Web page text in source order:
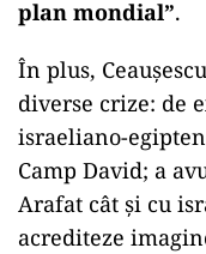
plan mondial”.
În plus,
diverse crize: de
israeliano-
Camp David; a
Arafat cât și cu
acrediteze